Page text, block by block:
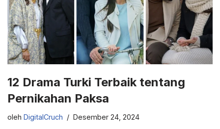
12 Drama Turki Terbaik tentang
Pernikahan Paksa
oleh DigitalCruch Desember 24, 2024